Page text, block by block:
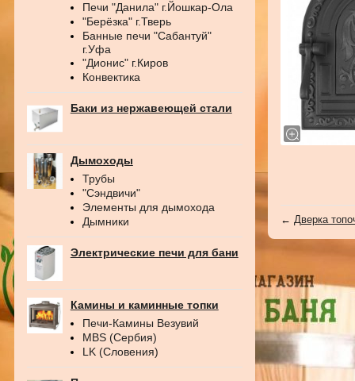
Печи "Данила" г.Йошкар-Ола
"Берёзка" г.Тверь
Банные печи "Сабантуй"
г.Уфа
"Дионис" г.Киров
Конвектика
Баки из нержавеющей стали
Дымоходы
Трубы
"Сэндвичи"
Элементы для дымохода
Дымники
Электрические печи для бани
Камины и каминные топки
Печи-Камины Везувий
MBS (Сербия)
LK (Словения)
← Дверка